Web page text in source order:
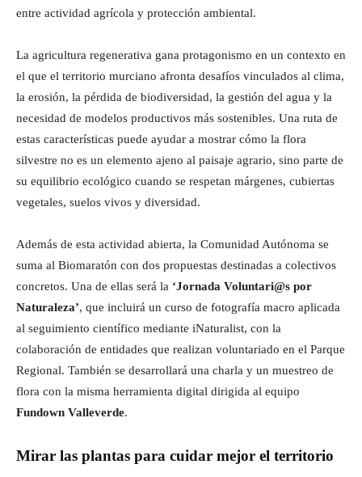
entre actividad agrícola y protección ambiental.
La agricultura regenerativa gana protagonismo en un contexto en
el que el territorio murciano afronta desafíos vinculados al clima,
la erosión, la pérdida de biodiversidad, la gestión del agua y la
necesidad de modelos productivos más sostenibles. Una ruta de
estas características puede ayudar a mostrar cómo la flora
silvestre no es un elemento ajeno al paisaje agrario, sino parte de
su equilibrio ecológico cuando se respetan márgenes, cubiertas
vegetales, suelos vivos y diversidad.
Además de esta actividad abierta, la Comunidad Autónoma se
suma al Biomaratón con dos propuestas destinadas a colectivos
concretos. Una de ellas será la ‘Jornada Voluntari@s por
Naturaleza’, que incluirá un curso de fotografía macro aplicada
al seguimiento científico mediante iNaturalist, con la
colaboración de entidades que realizan voluntariado en el Parque
Regional. También se desarrollará una charla y un muestreo de
flora con la misma herramienta digital dirigida al equipo
Fundown Valleverde.
Mirar las plantas para cuidar mejor el territorio